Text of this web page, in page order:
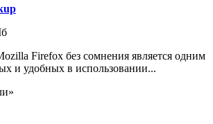
Firefox без сомнения является одним
и удобных в использовании...